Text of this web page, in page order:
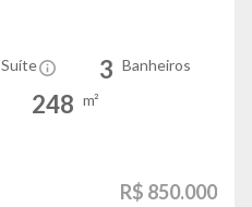
Suíte 3 Banheiros
248 m²
R$ 850.000